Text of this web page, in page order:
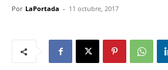
Por LaPortada - 11 octubre, 2017